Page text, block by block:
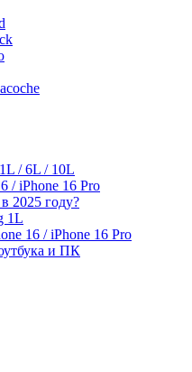
/ 6L / 10L
/ iPhone 16 Pro
2025 году?
1L
16 / iPhone 16 Pro
и ПК